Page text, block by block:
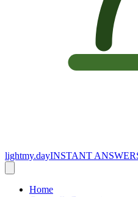
lightmy.dayINSTANT
Home